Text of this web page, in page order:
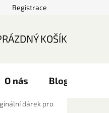
Registrace
KOŠÍK
O nás Blog
dárek pro